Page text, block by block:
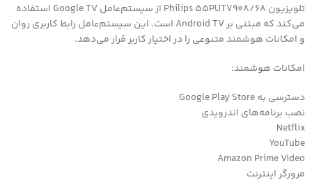
تلویزیون Philips 55PUT7908/68 از سیستم‌عامل Google TV استفاده
می‌کند که مبتنی بر Android TV است. این سیستم‌عامل رابط کاربری روان
و امکانات هوشمند متنوعی را در اختیار کاربر قرار می‌دهد.
امکانات هوشمند:
دسترسی به Google Play Store
نصب برنامه‌های اندرویدی
Netflix
YouTube
Amazon Prime Video
مرورگر اینترنت